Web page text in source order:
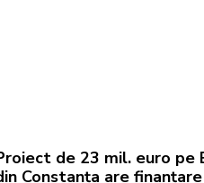
de 23 mil. euro pe
Constanța are finanțare